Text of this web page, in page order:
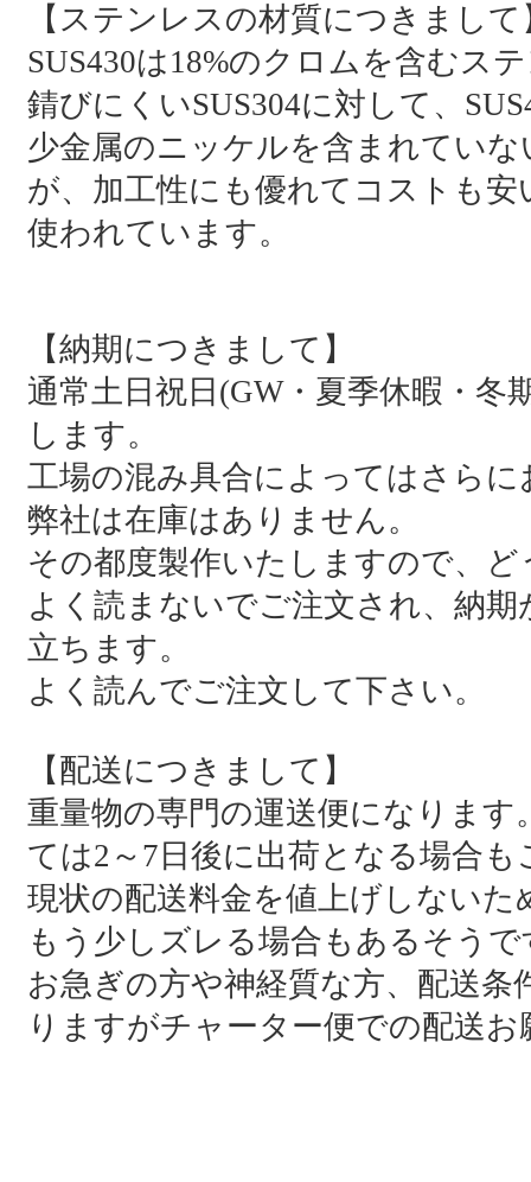
【ステンレスの材質につきまして
SUS430は18%のクロムを含むス
錆びにくいSUS304に対して、
少金属のニッケルを含まれてい
が、加工性にも優れてコストも安
使われています。
【納期につきまして】
通常土日祝日(GW・夏季休暇・冬
します。
工場の混み具合によってはさら
弊社は在庫はありません。
その都度製作いたしますので、
よく読まないでご注文され、納
立ちます。
よく読んでご注文して下さい。
【配送につきまして】
重量物の専門の運送便になりま
ては2～7日後に出荷となる場合も
現状の配送料金を値上げしない
もう少しズレる場合もあるそうで
お急ぎの方や神経質な方、配送
りますがチャーター便での配送